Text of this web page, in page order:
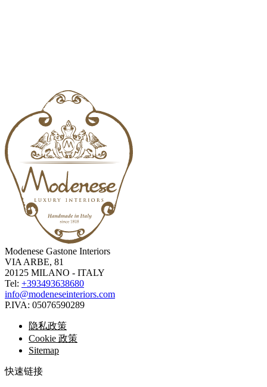
Modenese Gastone Interiors
VIA ARBE, 81
20125 MILANO - ITALY
Tel: +393493638680
info@modeneseinteriors.com
P.IVA: 05076590289
隐私政策
Cookie 政策
Sitemap
快速链接